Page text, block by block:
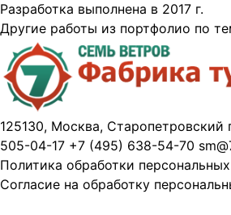
Разработка выполнена в 2017 г.
Другие работы из портфолио по
125130, Москва, Старопетровский
505-04-17 +7 (495) 638-54-70
Политика обработки
Согласие на обработку